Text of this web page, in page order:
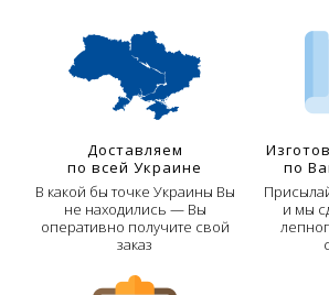
Доставляем
по всей Украине
В какой бы точке Украины Вы
не находились — Вы
оперативно получите свой
заказ
по
и мы